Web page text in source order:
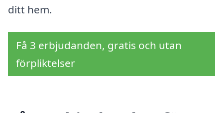
ditt hem.
Få 3 erbjudanden, gratis och utan
förpliktelser